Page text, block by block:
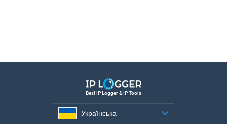
Best IP Logger & IP Tools
Українська